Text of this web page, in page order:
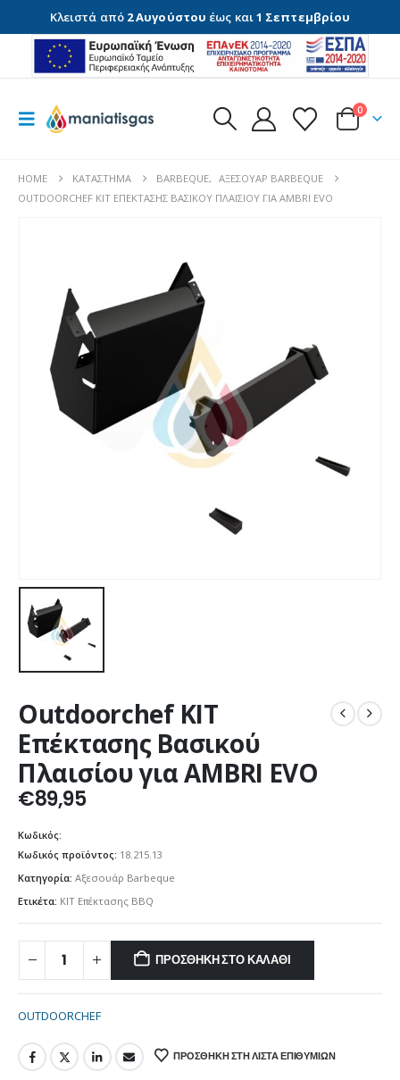
Κλειστά από 2 Αυγούστου έως και1 Σεπτεμβρίου
0
HOME ΚΑΤΆΣΤΗΜΑ BARBEQUE, ΑΞΕΣΟΥΆΡ BARBEQUE
OUTDOORCHEF ΚΙΤ ΕΠΈΚΤΑΣΗΣ ΒΑΣΙΚΟΎ ΠΛΑΙΣΊΟΥ ΓΙΑ AMBRI EVO
Outdoorchef ΚΙΤ
Επέκτασης Βασικού
Πλαισίου για AMBRI EVO
€89,95
Κωδικός:
Κωδικός προϊόντος: 18.215.13
Κατηγορία: Αξεσουάρ Barbeque
Ετικέτα: ΚΙΤ Επέκτασης BBQ
ΠΡΟΣΘΉΚΗ ΣΤΟ ΚΑΛΆΘΙ
OUTDOORCHEF
ΠΡΟΣΘΉΚΗ ΣΤΗ ΛΊΣΤΑ ΕΠΙΘΥΜΙΏΝ